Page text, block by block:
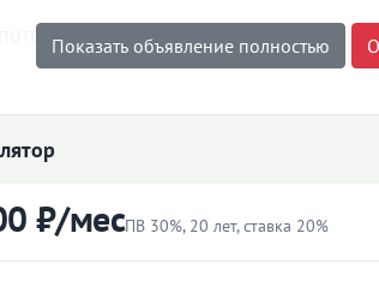
от 2,7 м
Цена:
снято с публикации
Ипотека: Не подходит
Показать объявление полностью
₽/месПВ 30%, 20 лет, ставка 20%